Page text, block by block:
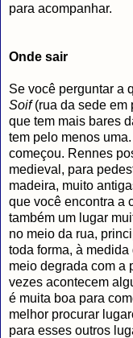
para acompanhar.
Onde sair
Se você perguntar a
Soif(rua da sede em
que tem mais bares
tem pelo menos
começou. Rennes
medieval, para
madeira, muito
que você encontra a
também um lugar
no meio da rua,
toda forma, à
meio degrada com a
vezes acontecem
é muita boa para
melhor procurar
para esses outros